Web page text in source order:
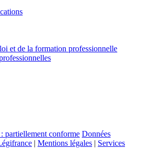
et de la formation professionnelle
partiellement conforme Données
| Mentions légales | Services